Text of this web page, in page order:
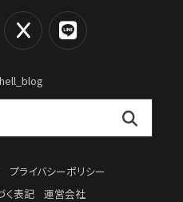
プライバシーポリシー
く表記
運営会社